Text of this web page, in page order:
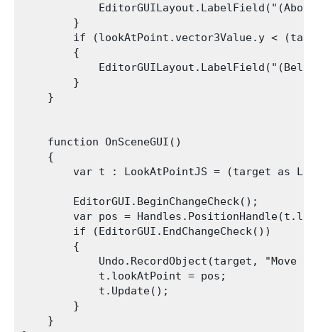
        }
if (lookAtPoint.vector3Value.y <
        {
        }
    }
    function OnSceneGUI()
    {
var t : LookAtPointJS = (target as
        EditorGUI.BeginChangeCheck();
var pos =
        if (EditorGUI.EndChangeCheck())
        {
Undo.RecordObject(target, "Move
            t.lookAtPoint = pos;
            t.Update();
        }
    }